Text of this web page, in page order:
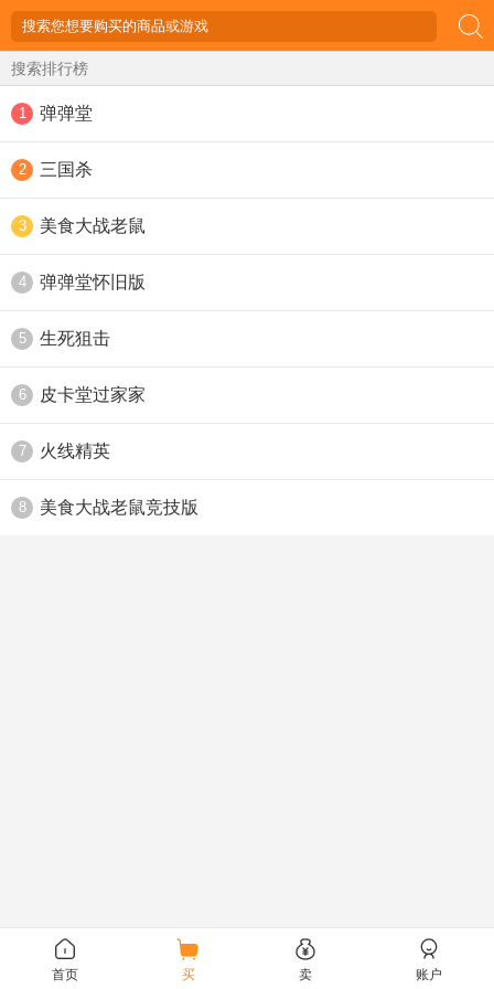
搜索排行榜
1 弹弹堂
2 三国杀
3 美食大战老鼠
4 弹弹堂怀旧版
5 生死狙击
6 皮卡堂过家家
7 火线精英
8 美食大战老鼠竞技版
首页 买 卖 账户